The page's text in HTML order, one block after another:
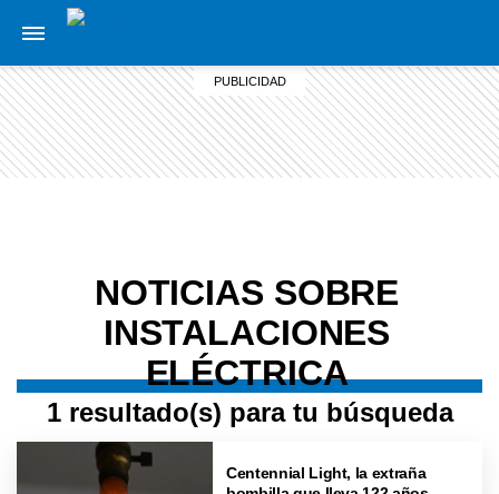
NOTICIAS SOBRE
INSTALACIONES
ELÉCTRICA
1 resultado(s) para tu búsqueda
Centennial Light, la extraña